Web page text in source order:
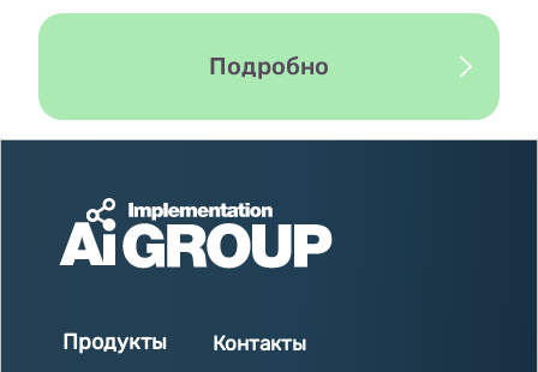
Подробно
Продукты Контакты